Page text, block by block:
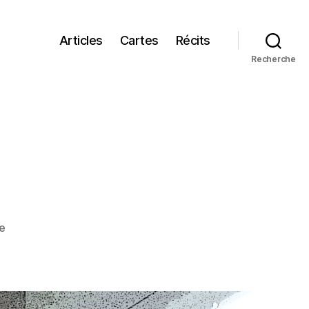
Articles Cartes Récits
Recherche
être